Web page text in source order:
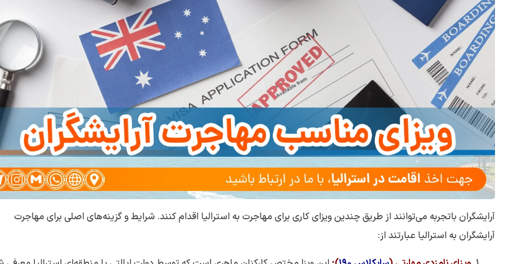
آرایشگران باتجربه می‌توانند از طریق چندین ویزای کاری برای مهاجرت به استرالیا اقدام کنند. شرایط و گزینه‌های اصلی برای مهاجرت
آرایشگران به استرالیا عبارتند از: